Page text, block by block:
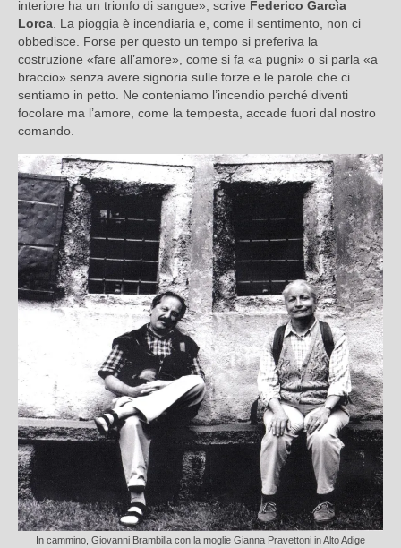
interiore ha un trionfo di sangue», scrive Federico Garcìa
Lorca . La pioggia è incendiaria e, come il sentimento, non ci
obbedisce. Forse per questo un tempo si preferiva la
costruzione «fare all’amore», come si fa «a pugni» o si parla «a
braccio» senza avere signoria sulle forze e le parole che ci
sentiamo in petto. Ne conteniamo l’incendio perché diventi
focolare ma l’amore, come la tempesta, accade fuori dal nostro
comando.
In cammino, Giovanni Brambilla con la moglie Gianna Pravettoni in Alto Adige